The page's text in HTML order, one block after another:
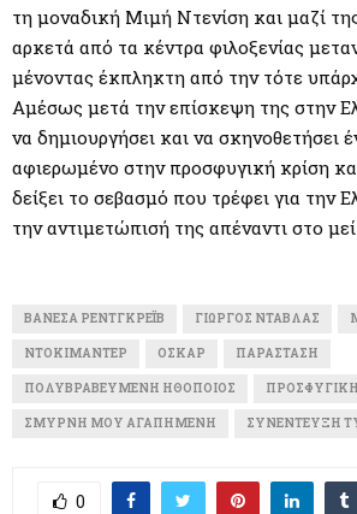
τη μοναδική Μιμή Ντενίση και μαζί
αρκετά από τα κέντρα φιλοξενίας
μένοντας έκπληκτη από την τότε
Αμέσως μετά την επίσκεψη της στην
να δημιουργήσει και να σκηνοθετήσει
αφιερωμένο στην προσφυγική κρίση
δείξει το σεβασμό που τρέφει για την
την αντιμετώπισή της απέναντι στο
ΒΑΝΈΣΑ ΡΕΝΤΓΚΡΈΙΒ ΓΙΏΡΓΟΣ ΝΤΆΒΛΑΣ
ΝΤΟΚΙΜΑΝΤΈΡ ΟΣΚΑΡ ΠΑΡΆΣΤΑΣΗ
ΠΟΛΥΒΡΑΒΕΥΜΈΝΗ ΗΘΟΠΟΙΌΣ
ΣΜΎΡΝΗ ΜΟΥ ΑΓΑΠΗΜΈΝΗ ΣΥΝΈΝΤΕΥΞΗ
0